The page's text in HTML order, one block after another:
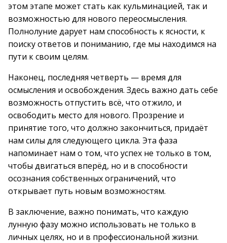
этом этапе может стать как кульминацией, так и
возможностью для нового переосмысления.
Полнолуние дарует нам способность к ясности, к
поиску ответов и пониманию, где мы находимся на
пути к своим целям.
Наконец, последняя четверть — время для
осмысления и освобождения. Здесь важно дать себе
возможность отпустить всё, что отжило, и
освободить место для нового. Прозрение и
принятие того, что должно закончиться, придаёт
нам силы для следующего цикла. Эта фаза
напоминает нам о том, что успех не только в том,
чтобы двигаться вперёд, но и в способности
осознания собственных ограничений, что
открывает путь новым возможностям.
В заключение, важно понимать, что каждую
лунную фазу можно использовать не только в
личных целях, но и в профессиональной жизни.